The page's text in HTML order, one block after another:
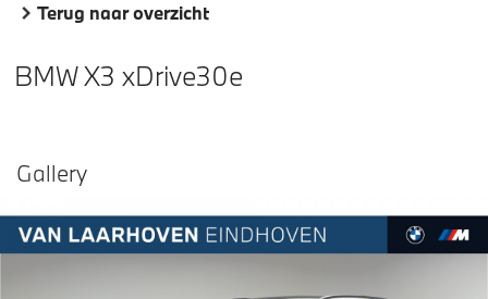
Terug naar overzicht
BMW X3 xDrive30e
Gallery